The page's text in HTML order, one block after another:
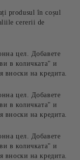
produsul în coșul
cererii de
цел. Добавете
в количката" и
вноски на кредита.
цел. Добавете
в количката" и
вноски на кредита.
цел. Добавете
в количката" и
вноски на кредита.